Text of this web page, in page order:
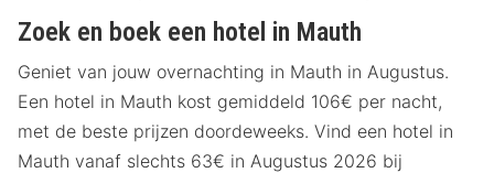
Zoek en boek een hotel in Mauth
Geniet van jouw overnachting in Mauth in Augustus.
Een hotel in Mauth kost gemiddeld 106€ per nacht,
met de beste prijzen doordeweeks. Vind een hotel in
Mauth vanaf slechts 63€ in Augustus 2026 bij